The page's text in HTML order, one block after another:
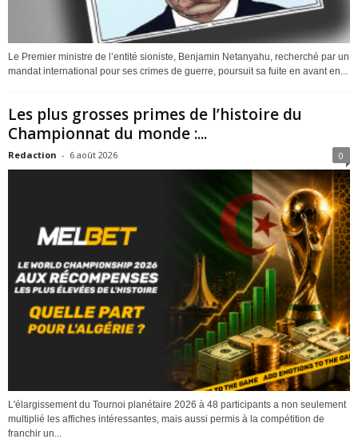
Le Premier ministre de l’entité sioniste, Benjamin Netanyahu, recherché par un
mandat international pour ses crimes de guerre, poursuit sa fuite en avant en...
Les plus grosses primes de l’histoire du
Championnat du monde :...
Redaction - 6 août 2026 0
L'élargissement du Tournoi planétaire 2026 à 48 participants a non seulement
multiplié les affiches intéressantes, mais aussi permis à la compétition de
franchir un...